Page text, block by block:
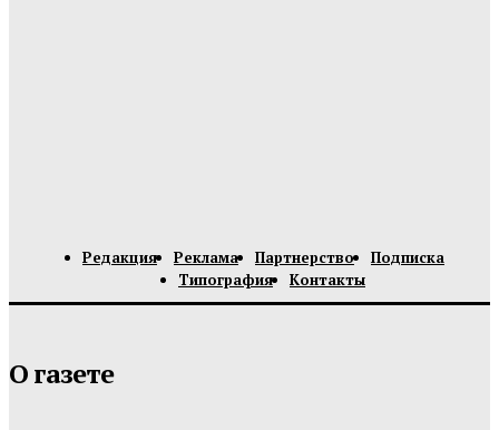
Редакция Реклама Партнерство
Подписка
Типография
Контакты
О газете